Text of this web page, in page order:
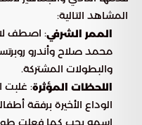
المشاهد التالية:
الممر الشرفي: اصطف
محمد صلاح وأندرو
والبطولات المشتركة.
اللحظات المؤثرة: غلبت
الوداع الأخيرة برفقة
اسمه بحب كما فعلت